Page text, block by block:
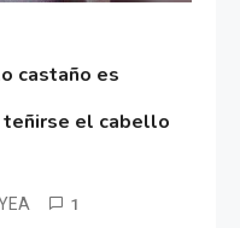
castaño es
teñirse el cabello
1